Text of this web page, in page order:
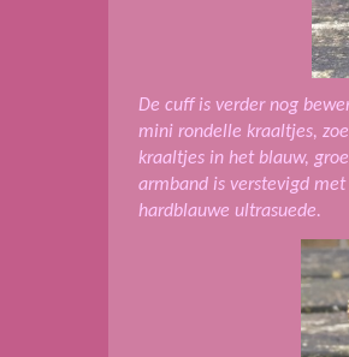
De cuff is verder nog
mini rondelle kraaltjes,
kraaltjes in het blauw,
armband is verstevigd
hardblauwe ultrasuede.